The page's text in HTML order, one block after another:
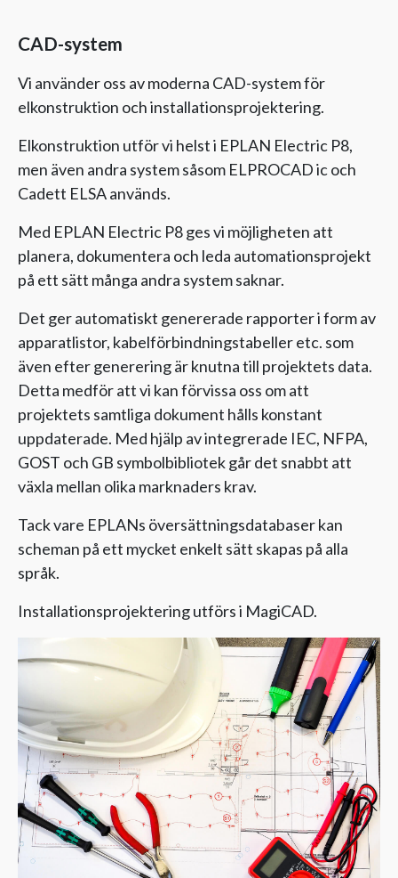
CAD-system
Vi använder oss av moderna CAD-system för
elkonstruktion och installationsprojektering.
Elkonstruktion utför vi helst i EPLAN Electric P8,
men även andra system såsom ELPROCAD ic och
Cadett ELSA används.
Med EPLAN Electric P8 ges vi möjligheten att
planera, dokumentera och leda automationsprojekt
på ett sätt många andra system saknar.
Det ger automatiskt genererade rapporter i form av
apparatlistor, kabelförbindningstabeller etc. som
även efter generering är knutna till projektets data.
Detta medför att vi kan förvissa oss om att
projektets samtliga dokument hålls konstant
uppdaterade. Med hjälp av integrerade IEC, NFPA,
GOST och GB symbolbibliotek går det snabbt att
växla mellan olika marknaders krav.
Tack vare EPLANs översättningsdatabaser kan
scheman på ett mycket enkelt sätt skapas på alla
språk.
Installationsprojektering utförs i MagiCAD.